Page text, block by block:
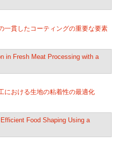
一貫したコーティングの重要な要素
における生地の粘着性の最適化